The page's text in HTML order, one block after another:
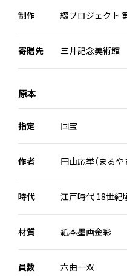
制作 綴プロジェクト
寄贈先 三井記念美術館
原本
指定 国宝
作者 円山応挙（まるや
時代 江戸時代 18世紀
材質 紙本墨画金彩
員数 六曲一双